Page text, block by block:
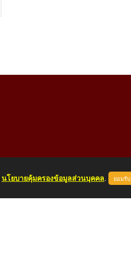
นโยบายคุ้มครองข้อมูลส่วนบุคคล. ยอมรับ